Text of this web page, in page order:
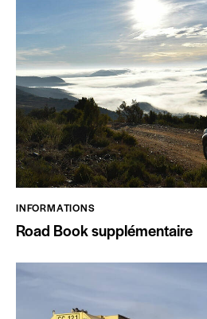
INFORMATIONS
Road Book supplémentaire